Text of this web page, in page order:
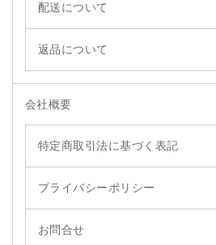
配送について
返品について
会社概要
特定商取引法に基づく表記
プライバシーポリシー
お問合せ